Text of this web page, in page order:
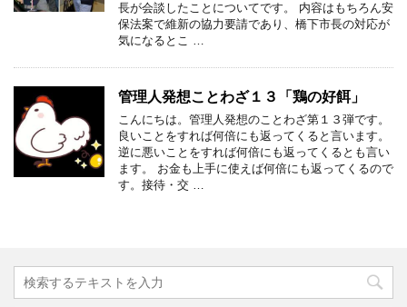
長が会談したことについてです。 内容はもちろん安
保法案で維新の協力要請であり、橋下市長の対応が
気になるとこ …
管理人発想ことわざ１３「鶏の好餌」
こんにちは。管理人発想のことわざ第１３弾です。
良いことをすれば何倍にも返ってくると言います。
逆に悪いことをすれば何倍にも返ってくるとも言い
ます。 お金も上手に使えば何倍にも返ってくるので
す。接待・交 …